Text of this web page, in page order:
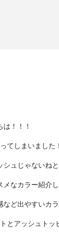
は！！！
てしまいました
ュじゃないね
なカラー紹介し
ど出やすいカラ
とアッシュトッ